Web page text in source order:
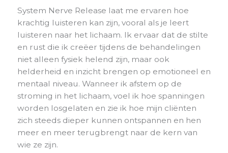
System Nerve Release laat me ervaren hoe
krachtig luisteren kan zijn, vooral als je leert
luisteren naar het lichaam. Ik ervaar dat de stilte
en rust die ik creëer tijdens de behandelingen
niet alleen fysiek helend zijn, maar ook
helderheid en inzicht brengen op emotioneel en
mentaal niveau. Wanneer ik afstem op de
stroming in het lichaam, voel ik hoe spanningen
worden losgelaten en zie ik hoe mijn cliënten
zich steeds dieper kunnen ontspannen en hen
meer en meer terugbrengt naar de kern van
wie ze zijn.